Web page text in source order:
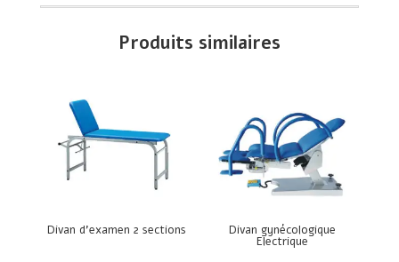
Produits similaires
Divan d’examen 2 sections Divan gynécologique
Electrique